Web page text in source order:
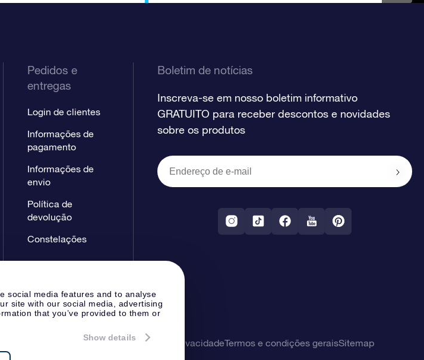
social media features and to analyse
site with our social media, advertising
that you’ve provided to them or
Show details
Pedidos e
entregas
Login de clientes
Informações de
pagamento
Informações de
envio
Política de
devolução
Constelações
Boletim de notícias
Inscreva-se em nosso boletim informativo
GRATUITO para receber descontos e novidades
sobre os produtos
Página de imprensaDeclaração de privacidadeTermos e condições geraisSitemap